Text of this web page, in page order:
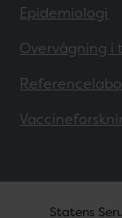
Epidemiologi
Overvågning i
Statens